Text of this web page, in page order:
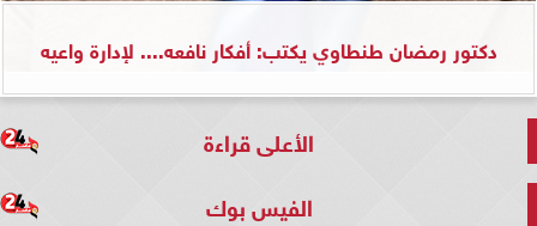
دكتور رمضان طنطاوي يكتب: أفكار نافعه.... لإدارة واعيه
الأعلى قراءة
الفيس بوك